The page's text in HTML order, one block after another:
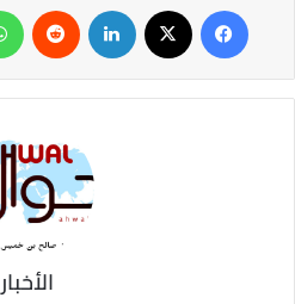
الأخبار